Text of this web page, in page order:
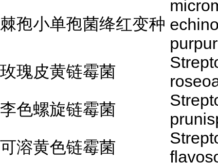
棘孢小单孢菌绛红变种
玫瑰皮黄链霉菌
李色螺旋链霉菌
可溶黄色链霉菌